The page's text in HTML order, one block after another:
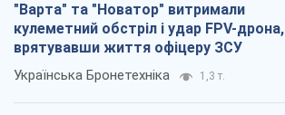
"Варта" та "Новатор" витримали
кулеметний обстріл і удар FPV-дрона,
врятувавши життя офіцеру ЗСУ
Українська Бронетехніка 1,3 т.